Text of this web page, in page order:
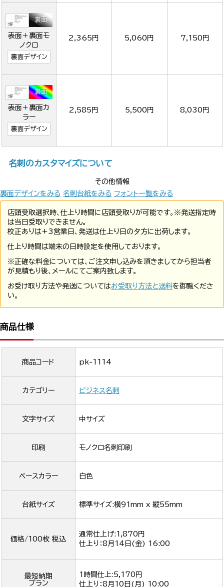
表面＋裏面モ
ノクロ
裏面デザイン
2,365円 5,060円 7,150円
表面＋裏面カ
ラー
裏面デザイン
2,585円 5,500円 8,030円
名刺のカスタマイズについて
その他情報
裏面デザインをみる 名刺台紙をみる フォント一覧をみる
店頭受取選択時、仕上り時間に店頭受取りが可能です。※発送指定時
は当日受取りできません。
校正ありは+3営業日、発送は仕上り日の夕方に出荷します。
仕上り時間は端末の日時設定を使用しております。
※正確な料金については、ご注文申し込みを頂きましてから担当者
が見積もり後、メールにてご案内致します。
お受け取り方法や発送についてはお受取り方法と送料を御覧くださ
い。
商品仕様
商品コード pk-1114
カテゴリー ビジネス名刺
文字サイズ 中サイズ
印刷 モノクロ名刺印刷
ベースカラー 白色
台紙サイズ 標準サイズ:横91mm x 縦55mm
価格/100枚 税込
通常仕上げ:1,870円
仕上り：8月14日(金) 16:00
最短納期
プラン
1時間仕上:5,170円
仕上り：8月10日(月) 10:00